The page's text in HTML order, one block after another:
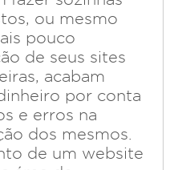
ou mesmo
pouco
de seus sites
acabam
por conta
e erros na
dos mesmos.
de um website